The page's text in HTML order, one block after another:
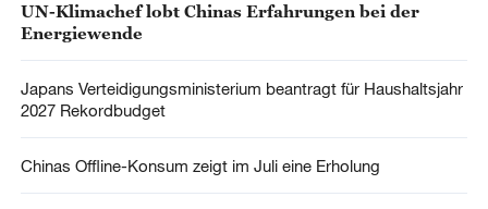
UN-Klimachef lobt Chinas Erfahrungen bei der
Energiewende
Japans Verteidigungsministerium beantragt für Haushaltsjahr
2027 Rekordbudget
Chinas Offline-Konsum zeigt im Juli eine Erholung